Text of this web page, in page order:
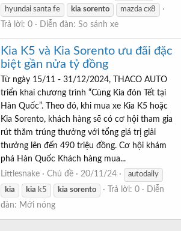
hyundai santa fe
kia sorento mazda cx8
Trả lời: 0 Diễn đàn: So sánh xe
Kia K5 và Kia Sorento ưu đãi đặc
biệt gần nửa tỷ đồng
Từ ngày 15/11 - 31/12/2024, THACO AUTO
triển khai chương trình “Cùng Kia đón Tết tại
Hàn Quốc”. Theo đó, khi mua xe Kia K5 hoặc
Kia Sorento, khách hàng sẽ có cơ hội tham gia
rút thăm trúng thưởng với tổng giá trị giải
thưởng lên đến 490 triệu đồng. Cơ hội khám
phá Hàn Quốc Khách hàng mua...
Littlesnake
Chủ đề 20/11/24
autodaily
kia
kia k5 kia sorento Trả lời: 0
Diễn
đàn: Mới nóng